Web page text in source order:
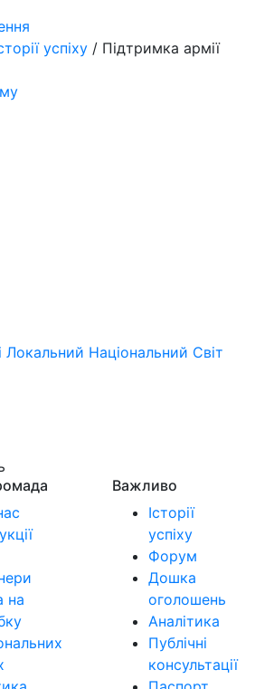
успіху / Підтримка армії
Локальний Національний Світ
на
Важливо
Історії
успіху
Форум
Дошка
оголошень
Аналітика
Публічні
консультації